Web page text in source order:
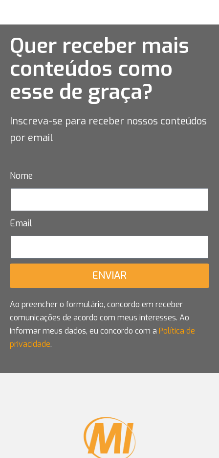
Quer receber mais
conteúdos como
esse de graça?
Inscreva-se para receber nossos conteúdos
por email
Nome
Email
ENVIAR
Ao preencher o formulário, concordo em receber
comunicações de acordo com meus interesses. Ao
informar meus dados, eu concordo com a Política de
privacidade.